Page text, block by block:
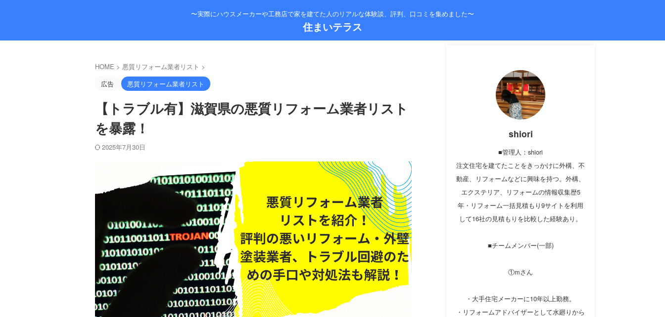
〜実際にハウスメーカーや工務店で家を建てた人のリアルな体験談、評判、口コミを集めました〜
住まいテラス
HOME > 悪質リフォーム業者リスト >
広告
悪質リフォーム業者リスト
【トラブル有】滋賀県の悪質リフォーム業者リスト
を暴露！
2025年7月30日
shiori
■管理人：shiori
注文住宅を建てたことをきっかけに外構、不
動産、リフォームなどに興味を持つ。外構、
エクステリア、リフォームの情報収集歴5
年・リフォーム一括見積もり9サイトを利用
して16社の見積もりを比較した経験あり。
■チームメンバー(一部)
①mさん
・大手住宅メーカーに10年以上勤務。
・リフォームアドバイザーとして水廻りから